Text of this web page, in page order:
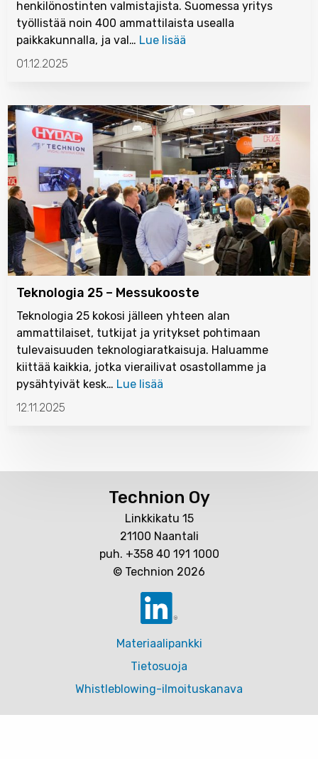
henkilönostinten valmistajista. Suomessa yritys
työllistää noin 400 ammattilaista usealla
paikkakunnalla, ja val… Lue lisää
01.12.2025
Teknologia 25 – Messukooste
Teknologia 25 kokosi jälleen yhteen alan
ammattilaiset, tutkijat ja yritykset pohtimaan
tulevaisuuden teknologiaratkaisuja. Haluamme
kiittää kaikkia, jotka vierailivat osastollamme ja
pysähtyivät kesk… Lue lisää
12.11.2025
Materiaalipankki
Tietosuoja
Whistleblowing-ilmoituskanava
Technion Oy
Linkkikatu 15
21100 Naantali
puh. +358 40 191 1000
© Technion 2026